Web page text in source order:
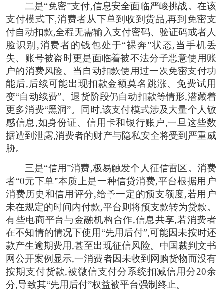
二是“免密”支付,信息安全面临严峻挑战。在该
支付模式下,消费者从下单到收到货品,再到免密支
付自动扣款,全程无需输入支付密码、验证码或者人
脸识别,消费者的钱包处于“裸奔”状态,当手机丢
失、账号被盗时更是面临着被不法分子恶意使用账
户的消费风险。当自动扣款使用过一次免密支付功
能后,后续可能出现扣款金额莫名跳涨、免费试用
变“自动续费”、退货阶段仍自动扣款等情形,潜藏着
更多消费“黑洞”。同时,该支付模式涉及大量个人敏
感信息,如身份证、信用卡和银行账户,一旦这些数
据遭到泄露,消费者的财产与隐私安全将受到严重威
胁。
三是“信用”消费,极易触发个人征信雷区。消费
者“0元下单”本质上是一种信贷消费,平台根据用户
消费历史和信用评分,给予一定的预支额度,若用户
未在规定的时间内付款,平台则将预支款转为贷款。
有些电商平台与金融机构合作,信息共享,若消费者
在不知情的情况下使用“先用后付”,可能因未按时还
款产生逾期费用,甚至出现征信风险。中国裁判文书
网公开案例显示,一消费者因未收到网购货物而没有
按期支付货款,被微信支付分系统扣减信用分20余
分,导致其“先用后付”权益被平台强制终止。